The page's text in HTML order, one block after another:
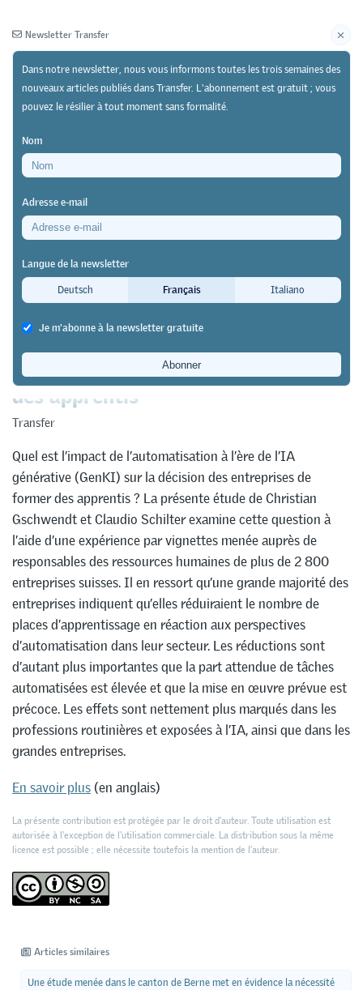
Newsletter Archives
02/04/26
Swiss Leading House «Economics of Education»,
L’IA générative (GenKI) risquerait
de réduire la volonté de
nombreuses entreprises de former
des apprentis
Transfer
Quel est l’impact de l’automatisation à l’ère de l’IA
générative (GenKI) sur la décision des entreprises de
former des apprentis ? La présente étude de Christian
Gschwendt et Claudio Schilter examine cette question à
l’aide d’une expérience par vignettes menée auprès de
responsables des ressources humaines de plus de 2 800
entreprises suisses. Il en ressort qu’une grande majorité des
entreprises indiquent qu’elles réduiraient le nombre de
places d’apprentissage en réaction aux perspectives
d’automatisation dans leur secteur. Les réductions sont
d’autant plus importantes que la part attendue de tâches
automatisées est élevée et que la mise en œuvre prévue est
précoce. Les effets sont nettement plus marqués dans les
professions routinières et exposées à l’IA, ainsi que dans les
grandes entreprises.
En savoir plus (en anglais)
La présente contribution est protégée par le droit d'auteur. Toute utilisation est
autorisée à l'exception de l'utilisation commerciale. La distribution sous la même
licence est possible ; elle nécessite toutefois la mention de l’auteur.
Articles similaires
Une étude menée dans le canton de Berne met en évidence la nécessité
Newsletter Transfer
Dans notre newsletter, nous vous informons toutes les trois semaines des
nouveaux articles publiés dans Transfer. L'abonnement est gratuit ; vous
pouvez le résilier à tout moment sans formalité.
Nom
Adresse e-mail
Langue de la newsletter
Deutsch
Français Italiano
Je m'abonne à la newsletter gratuite